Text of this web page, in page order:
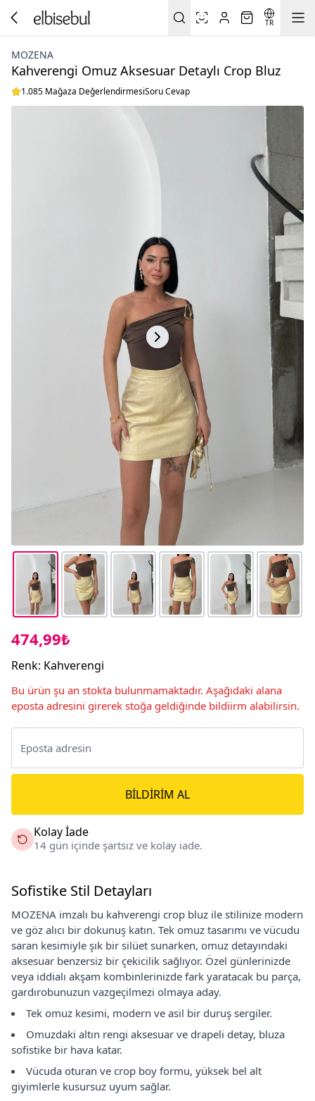
TR
MOZENA
Kahverengi Omuz Aksesuar Detaylı Crop Bluz
1.085 Mağaza DeğerlendirmesiSoru Cevap
474,99₺
Renk: Kahverengi
Bu ürün şu an stokta bulunmamaktadır. Aşağıdaki alana
eposta adresini girerek stoğa geldiğinde bildiirm alabilirsin.
BILDIRIM AL
Kolay İade
14 gün içinde şartsız ve kolay iade.
Sofistike Stil Detayları
MOZENA imzalı bu kahverengi crop bluz ile stilinize modern
ve göz alıcı bir dokunuş katın. Tek omuz tasarımı ve vücudu
saran kesimiyle şık bir silüet sunarken, omuz detayındaki
aksesuar benzersiz bir çekicilik sağlıyor. Özel günlerinizde
veya iddialı akşam kombinlerinizde fark yaratacak bu parça,
gardırobunuzun vazgeçilmezi olmaya aday.
Tek omuz kesimi, modern ve asil bir duruş sergiler.
Omuzdaki altın rengi aksesuar ve drapeli detay, bluza
sofistike bir hava katar.
Vücuda oturan ve crop boy formu, yüksek bel alt
giyimlerle kusursuz uyum sağlar.